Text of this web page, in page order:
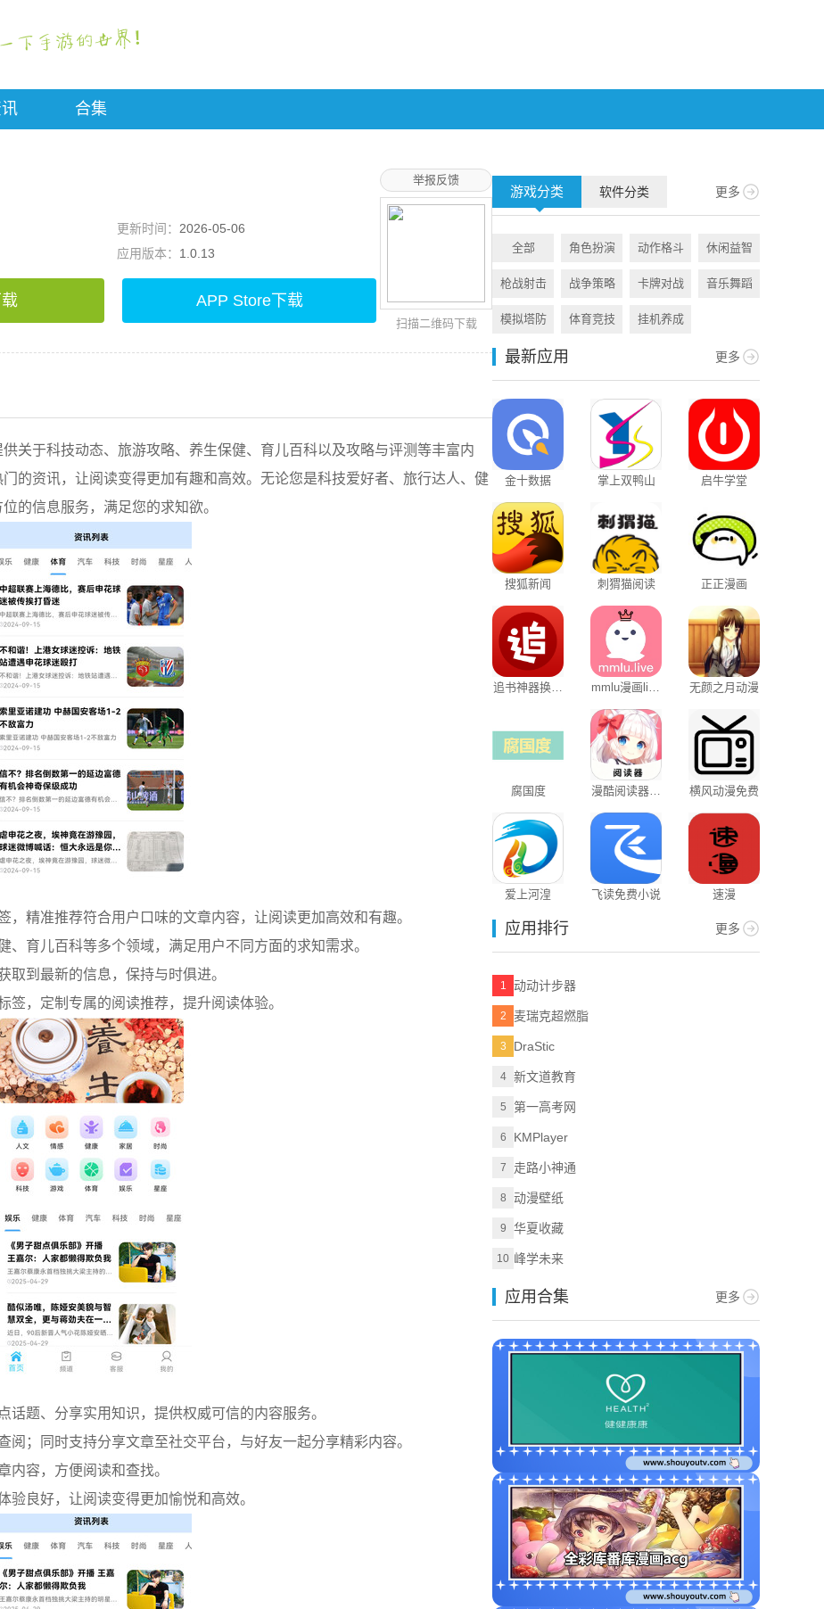
合集
更新时间： 2026-05-06
应用版本： 1.0.13
APP Store下载
扫描二维码下载
举报反馈
关于科技动态、旅游攻略、养生保健、育儿百科以及攻略与评测等丰富内
的资讯，让阅读变得更加有趣和高效。无论您是科技爱好者、旅行达人、健
的信息服务，满足您的求知欲。
精准推荐符合用户口味的文章内容，让阅读更加高效和有趣。
育儿百科等多个领域，满足用户不同方面的求知需求。
到最新的信息，保持与时俱进。
，定制专属的阅读推荐，提升阅读体验。
题、分享实用知识，提供权威可信的内容服务。
；同时支持分享文章至社交平台，与好友一起分享精彩内容。
内容，方便阅读和查找。
良好，让阅读变得更加愉悦和高效。
游戏分类 软件分类 更多
全部 角色扮演 动作格斗 休闲益智
枪战射击 战争策略 卡牌对战 音乐舞蹈
模拟塔防 体育竞技 挂机养成
最新应用 更多
金十数据 掌上双鸭山 启牛学堂
搜狐新闻 刺猬猫阅读 正正漫画
追书神器换源
mmlu漫画live
版
无颜之月动漫
腐国度
漫酷阅读器正
版
横风动漫免费
爱上河湟 飞读免费小说 速漫
应用排行 更多
1 动动计步器
2 麦瑞克超燃脂
3 DraStic
4 新文道教育
5 第一高考网
6 KMPlayer
7 走路小神通
8 动漫壁纸
9 华夏收藏
10 峰学未来
应用合集 更多